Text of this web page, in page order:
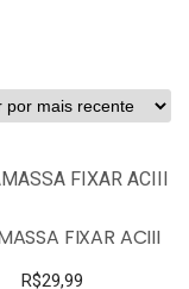
FIXAR ACIII
R$29,99